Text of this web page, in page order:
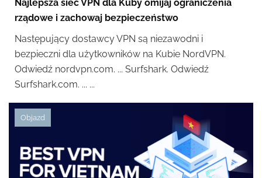
Najlepsza sieć VPN dla Kuby omijaj ograniczenia
rządowe i zachowaj bezpieczeństwo
Następujący dostawcy VPN są niezawodni i
bezpieczni dla użytkowników na Kubie NordVPN.
Odwiedź nordvpn.com. ... Surfshark. Odwiedź
Surfshark.com. ... ...
Objazd